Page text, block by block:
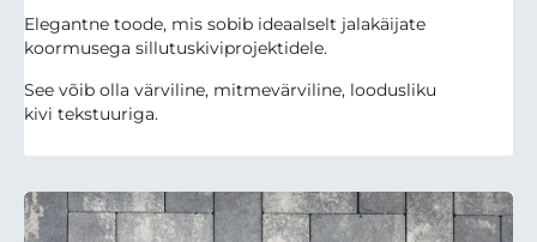
Elegantne toode, mis sobib ideaalselt jalakäijate
koormusega sillutuskiviprojektidele.
See võib olla värviline, mitmevärviline, loodusliku
kivi tekstuuriga.